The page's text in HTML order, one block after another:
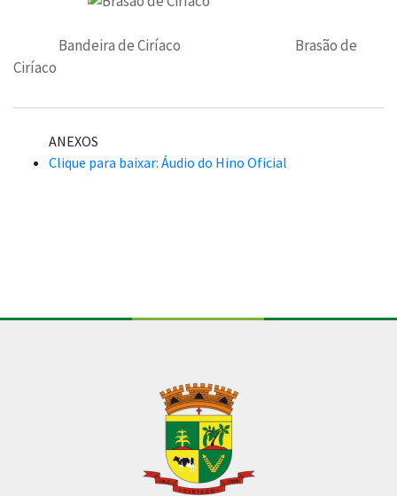
Bandeira de Ciríaco Brasão de
Ciríaco
ANEXOS
Clique para baixar: Áudio do Hino Oficial